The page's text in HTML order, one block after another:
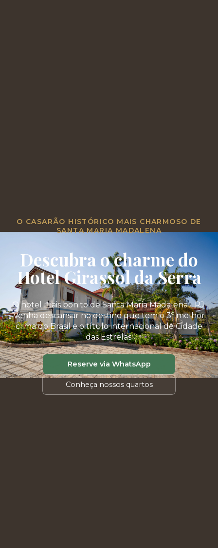
O CASARÃO HISTÓRICO MAIS CHARMOSO DE
SANTA MARIA MADALENA
Descubra o charme do
Hotel Girassol da Serra
O hotel mais bonito de Santa Maria Madalena - RJ.
Venha descansar no destino que tem o 3º melhor
clima do Brasil e o título internacional de Cidade
das Estrelas.
Reserve via WhatsApp
Conheça nossos quartos